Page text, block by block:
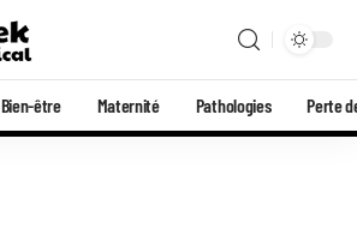
Bien-être Maternité Pathologies Perte